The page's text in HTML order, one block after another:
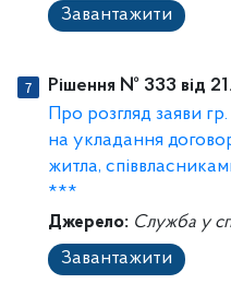
Завантажити
Рішення № 333 від
Про розгляд заяви
на укладання
житла,
***
Джерело: Служба у
Завантажити